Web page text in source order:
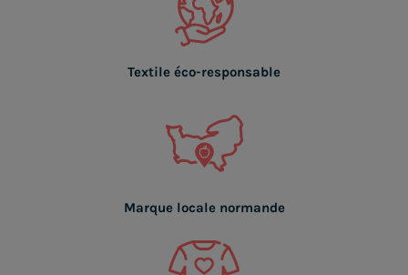
Textile éco-responsable
Marque locale normande